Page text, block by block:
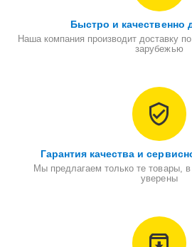
Быстро и качественно
Наша компания производит доставку
зарубежью
Гарантия качества и
Мы предлагаем только те товары,
уверены